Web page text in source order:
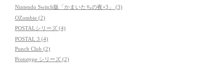
Nintendo Switch版「かまいたちの夜×3」 (3)
OZombie (2)
POSTALシリーズ (4)
POSTAL 3 (4)
Punch Club (2)
Prototype シリーズ (2)